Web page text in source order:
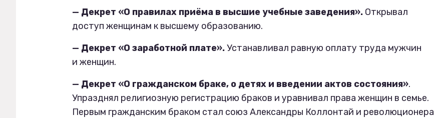
— Декрет «О правилах приёма в высшие учебные заведения». Открывал
доступ женщинам к высшему образованию.
— Декрет «О заработной плате».Устанавливал равную оплату труда мужчин
и женщин.
— Декрет «О гражданском браке, о детях и введении актов состояния».
Упразднял религиозную регистрацию браков и уравнивал права женщин в семье.
Первым гражданским браком стал союз Александры Коллонтай и революционера